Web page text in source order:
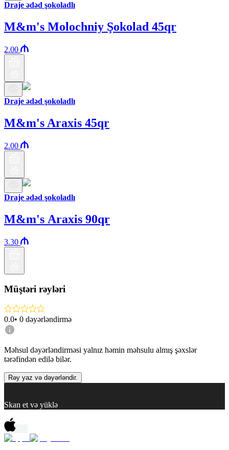
Draje ədəd şokoladlı
M&m's Molochniy Şokolad 45qr
2.00
Draje ədəd şokoladlı
M&m's Araxis 45qr
2.00
Draje ədəd şokoladlı
M&m's Аraxis 90qr
3.30
Müştəri rəyləri
0.0• 0 dəyərləndirmə
Məhsul dəyərləndirməsi yalnız həmin məhsulu almış şəxslər
tərəfindən edilə bilər.
Rəy yaz və dəyərləndir.
Skan et və yüklə